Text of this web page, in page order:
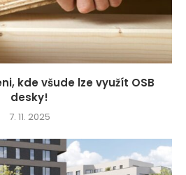
kde všude lze využít OSB
desky!
7. 11. 2025